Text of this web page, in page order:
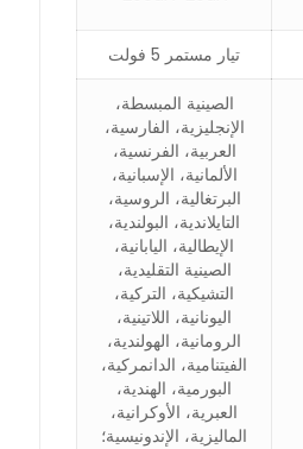
تيار مستمر 5 فولت
الصينية المبسطة،
الإنجليزية، الفارسية،
العربية، الفرنسية،
الألمانية، الإسبانية،
البرتغالية، الروسية،
التايلاندية، البولندية،
الإيطالية، اليابانية،
الصينية التقليدية،
التشيكية، التركية،
اليونانية، اللاتينية،
الرومانية، الهولندية،
الفيتنامية، الدانمركية،
البورمية، الهندية،
العبرية، الأوكرانية،
الماليزية، الإندونيسية؛